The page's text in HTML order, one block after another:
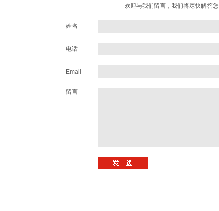
欢迎与我们留言，我们将尽快解答
姓名
电话
Email
留言